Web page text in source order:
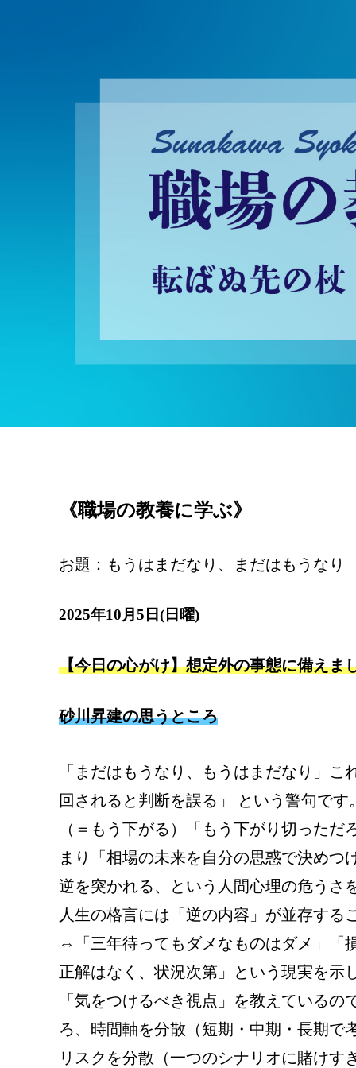
《職場の教養に学ぶ》
お題：もうはまだなり、まだはもうなり
2025年10月5日(日曜)
【今日の心がけ】想定外の事態に備えま
砂川昇建の思うところ
「まだはもうなり、もうはまだなり」
回されると判断を誤る」 という警句で
（＝もう下がる）「もう下がり切った
まり「相場の未来を自分の思惑で決め
逆を突かれる、という人間心理の危うさ
人生の格言には「逆の内容」が並存す
⇔「三年待ってもダメなものはダメ」「
正解はなく、状況次第」という現実を示
「気をつけるべき視点」を教えている
ろ、時間軸を分散（短期・中期・長期で
リスクを分散（一つのシナリオに賭け